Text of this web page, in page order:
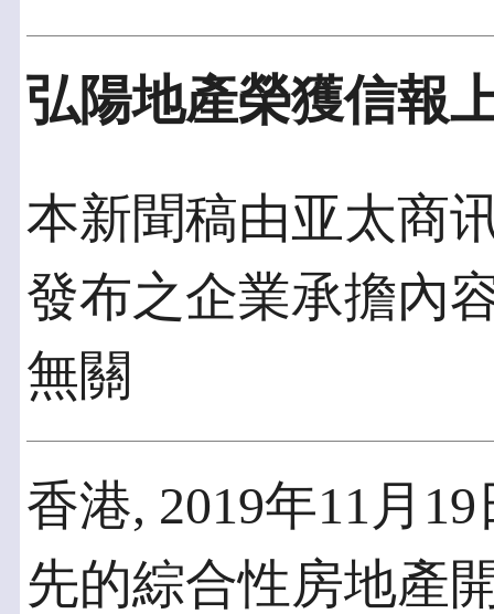
弘陽地產榮獲信報
本新聞稿由亚太商
發布之企業承擔內
無關
香港, 2019年11月
先的綜合性房地產